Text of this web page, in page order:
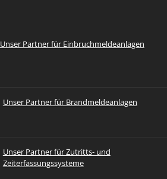
Unser Partner für Einbruchmeldeanlagen
Unser Partner für Brandmeldeanlagen
Unser Partner für Zutritts- und
Zeiterfassungssysteme